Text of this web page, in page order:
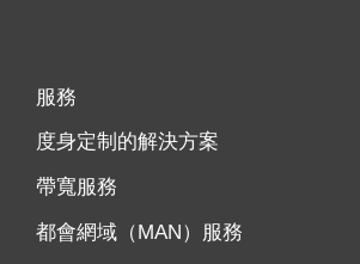
服務
度身定制的解決方案
帶寬服務
都會網域（MAN）服務